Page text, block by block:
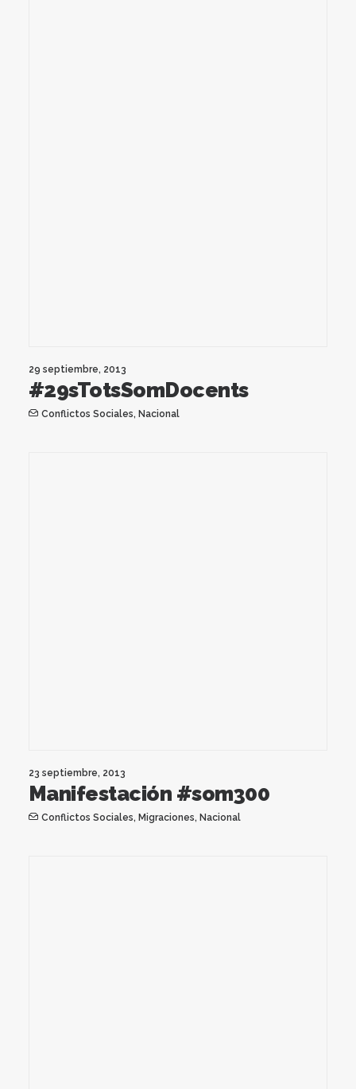
29 septiembre, 2013
#29sTotsSomDocents
Conflictos Sociales, Nacional
23 septiembre, 2013
Manifestación #som300
Conflictos Sociales, Migraciones, Nacional